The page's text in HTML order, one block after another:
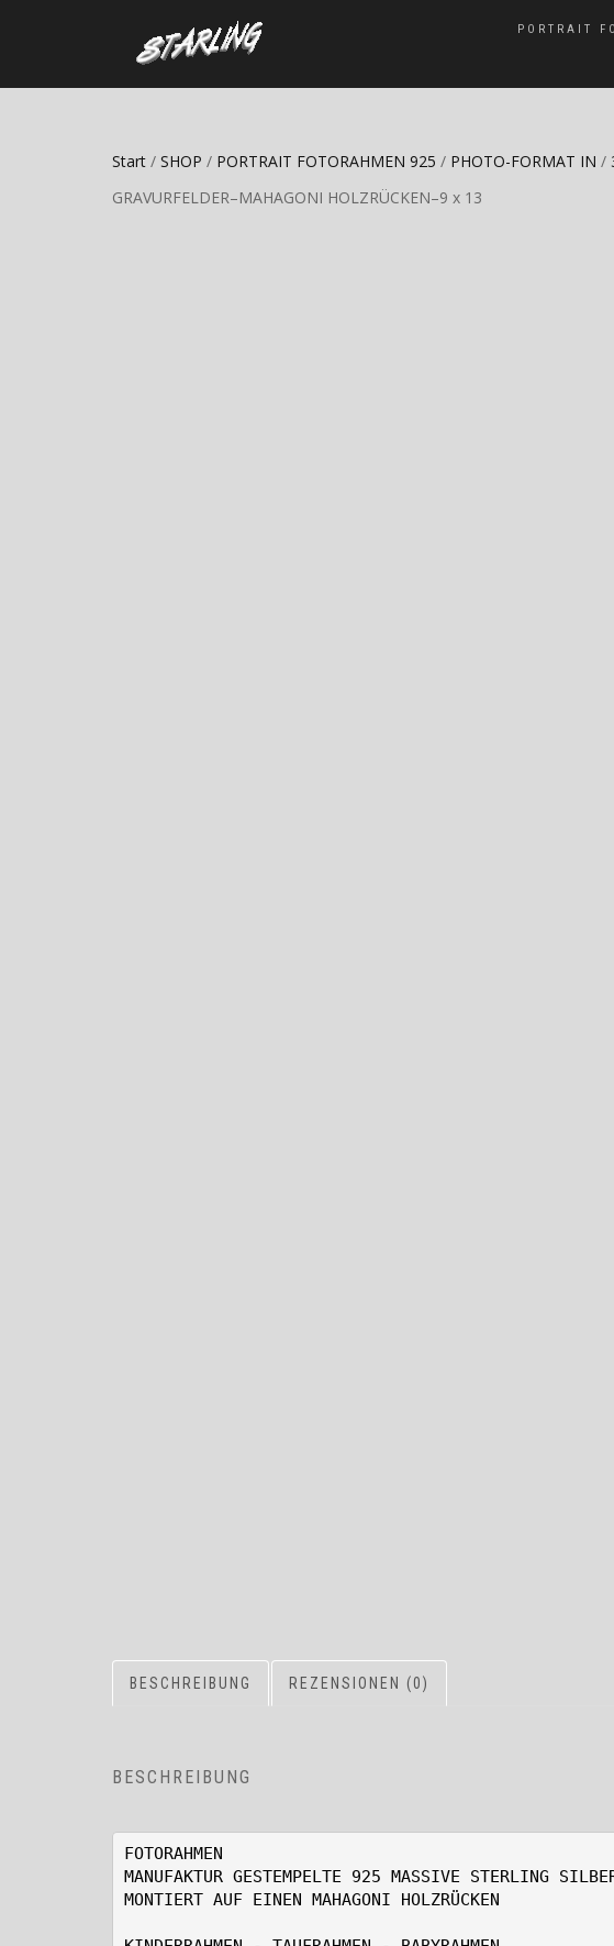
PORTRAIT
Start / SHOP / PORTRAIT FOTORAHMEN 925 / PHOTO-FORMAT IN /
GRAVURFELDER–MAHAGONI HOLZRÜCKEN–9 x 13
BESCHREIBUNG REZENSIONEN (0)
BESCHREIBUNG
FOTORAHMEN
MANUFAKTUR GESTEMPELTE 925 MASSIVE STERLING